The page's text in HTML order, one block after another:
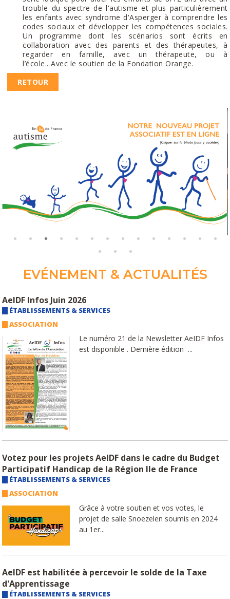
trouble du spectre de l'autisme et plus particulièrement
les enfants avec syndrome d'Asperger à comprendre les
codes sociaux et développer les compétences sociales.
Un programme dont les scénarios sont écrits en
collaboration avec des parents et des thérapeutes, à
regarder en famille, avec un thérapeute, ou à
l’école.. Avec le soutien de la Fondation Orange.
RETOUR
EVÉNEMENT & ACTUALITÉS
AeIDF Infos Juin 2026
ÉTABLISSEMENTS & SERVICES
ASSOCIATION
Le numéro 21 de la Newsletter AeIDF Infos
est disponible . Dernière édition ...
Votez pour les projets AeIDF dans le cadre du Budget
Participatif Handicap de la Région Ile de France
ÉTABLISSEMENTS & SERVICES
ASSOCIATION
Grâce à votre soutien et vos votes, le
projet de salle Snoezelen soumis en 2024
au 1er...
AeIDF est habilitée à percevoir le solde de la Taxe
d'Apprentissage
ÉTABLISSEMENTS & SERVICES